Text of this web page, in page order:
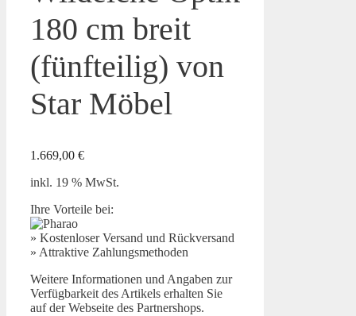
180 cm breit
(fünfteilig) von
Star Möbel
1.669,00 €
inkl. 19 % MwSt.
Ihre Vorteile bei:
» Kostenloser Versand und Rückversand
» Attraktive Zahlungsmethoden
Weitere Informationen und Angaben zur
Verfügbarkeit des Artikels erhalten Sie
auf der Webseite des Partnershops.